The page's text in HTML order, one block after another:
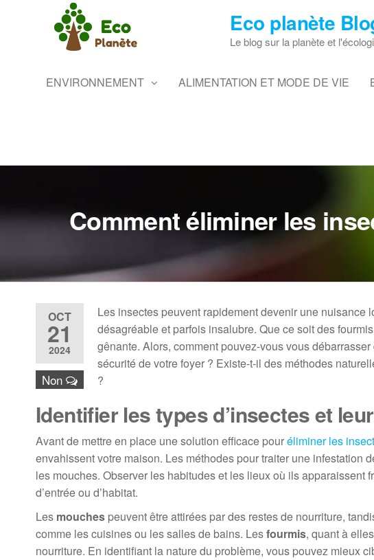
Eco planète
Le blog sur la planète et
ENVIRONNEMENT ALIMENTATION ET MODE DE VIE
Comment éliminer les
OCT
21
2024
Non
Les insectes peuvent rapidement devenir une nuisance
désagréable et parfois insalubre. Que ce soit des
gênante. Alors, comment pouvez-vous vous
sécurité de votre foyer ? Existe-t-il des méthodes
?
Identifier les types d’insectes et
Avant de mettre en place une solution efficace pouréliminer les
envahissent votre maison. Les méthodes pour traiter une infestation
les mouches. Observer les habitudes et les lieux où ils
d’entrée ou d’habitat.
Les mouches peuvent être attirées par des restes de nourriture,
comme les cuisines ou les salles de bains. Lesfourmis, quant à
nourriture. En identifiant la nature du problème, vous pouvez mieux